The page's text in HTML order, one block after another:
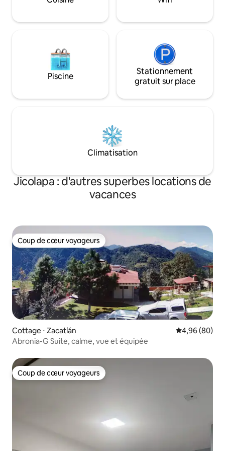
Piscine
Stationnement
gratuit sur place
Climatisation
Jicolapa : d'autres superbes locations de
vacances
Coup de cœur voyageurs
Coup de cœur voyageurs
Cottage ⋅ Zacatlán Évaluation
4,96 (80)
Abronia-G Suite, calme, vue et équipée
Coup de cœur voyageurs
Coup de cœur voyageurs